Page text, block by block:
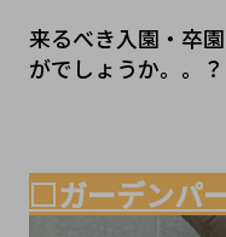
来るべき入園・卒
がでしょうか。。？
□ガーデンパ